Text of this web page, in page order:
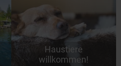
Haustiere
willkommen!